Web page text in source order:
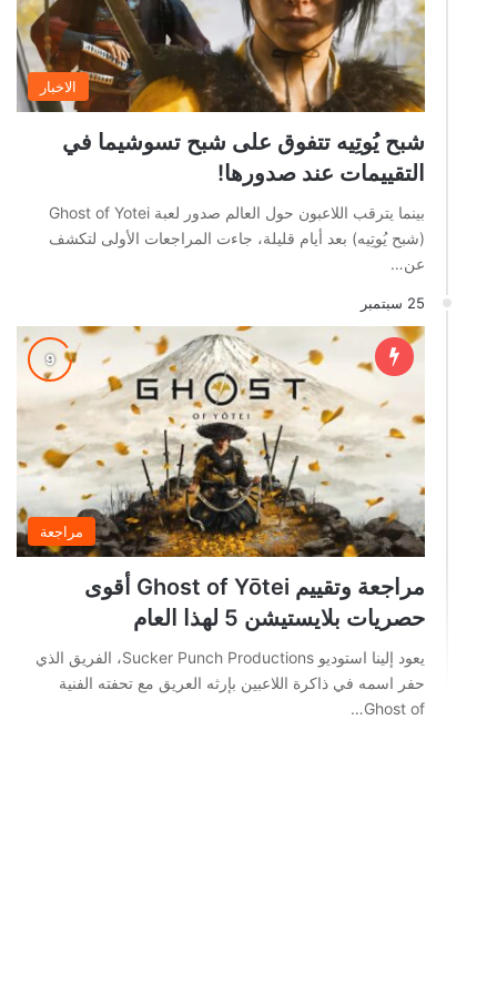
الاخبار
شبح يُوتِيه تتفوق على شبح تسوشيما في
التقييمات عند صدورها!
بينما يترقب اللاعبون حول العالم صدور لعبة Ghost of Yotei
(شبح يُوتِيه) بعد أيام قليلة، جاءت المراجعات الأولى لتكشف
عن…
25 سبتمبر
مراجعة
مراجعة وتقييم Ghost of Yōtei أقوى
حصريات بلايستيشن 5 لهذا العام
يعود إلينا استوديو Sucker Punch Productions، الفريق الذي
حفر اسمه في ذاكرة اللاعبين بإرثه العريق مع تحفته الفنية
Ghost of…